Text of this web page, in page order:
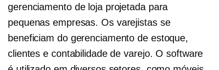
gerenciamento de loja projetada para
pequenas empresas. Os varejistas se
beneficiam do gerenciamento de estoque,
clientes e contabilidade de varejo. O software